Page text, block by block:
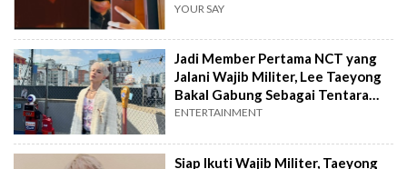
YOUR SAY
Jadi Member Pertama NCT yang
Jalani Wajib Militer, Lee Taeyong
Bakal Gabung Sebagai Tentara
Angkatan Laut
ENTERTAINMENT
Siap Ikuti Wajib Militer, Taeyong